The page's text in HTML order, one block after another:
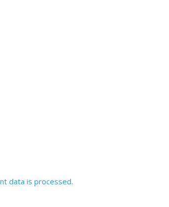
data is processed.